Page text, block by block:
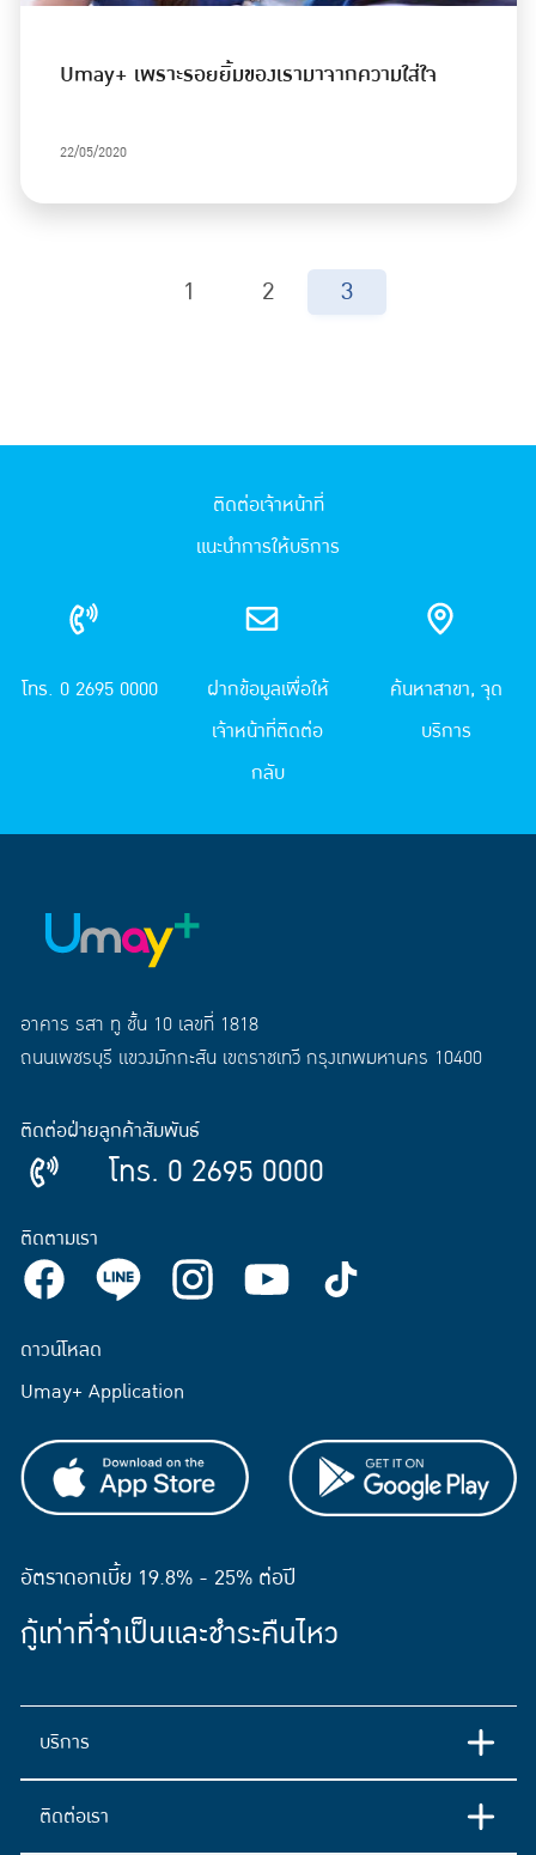
Umay+ เพราะรอยยิ้มของเรามาจากความใส่ใจ
22/05/2020
1 2 3
ติดต่อเจ้าหน้าที่
แนะนำการให้บริการ
โทร. 0 2695 0000
ฝากข้อมูลเพื่อให้
เจ้าหน้าที่ติดต่อ
กลับ
ค้นหาสาขา, จุด
บริการ
อาคาร รสา ทู ชั้น 10 เลขที่ 1818
ถนนเพชรบุรี แขวงมักกะสัน เขตราชเทวี กรุงเทพมหานคร 10400
ติดต่อฝ่ายลูกค้าสัมพันธ์
โทร. 0 2695 0000
ติดตามเรา
ดาวน์โหลด
Umay+ Application
อัตราดอกเบี้ย 19.8% - 25% ต่อปี
กู้เท่าที่จำเป็นและชำระคืนไหว
บริการ
ติดต่อเรา